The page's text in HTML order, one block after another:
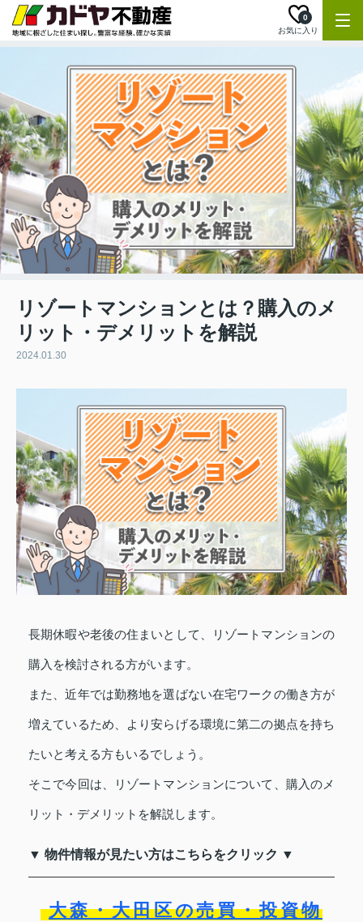
お気に入り
0
リゾートマンションとは？購入のメ
リット・デメリットを解説
2024.01.30
長期休暇や老後の住まいとして、リゾートマンションの
購入を検討される方がいます。
また、近年では勤務地を選ばない在宅ワークの働き方が
増えているため、より安らげる環境に第二の拠点を持ち
たいと考える方もいるでしょう。
そこで今回は、リゾートマンションについて、購入のメ
リット・デメリットを解説します。
▼ 物件情報が見たい方はこちらをクリック ▼
大森・大田区の売買・投資物